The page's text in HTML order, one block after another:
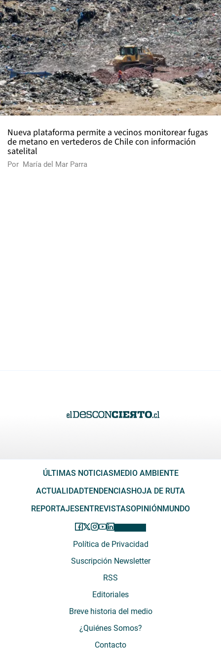
Nueva plataforma permite a vecinos monitorear fugas
de metano en vertederos de Chile con información
satelital
Por María del Mar Parra
ÚLTIMAS NOTICIAS MEDIO AMBIENTE
ACTUALIDADTENDENCIAS HOJA DE RUTA
REPORTAJES ENTREVISTASOPINIÓN MUNDO
Política de Privacidad
Suscripción Newsletter
RSS
Editoriales
Breve historia del medio
¿Quiénes Somos?
Contacto